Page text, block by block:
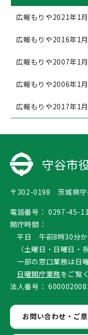
広報もりや2021年1
広報もりや2016年1
広報もりや2007年1
広報もりや2006年1
広報もりや2017年1
守谷市
〒302-0198 茨城県守
電話番号： 0297-45-
開庁時間：
平日 午前8時30分
（土曜日・日曜日・
一部の窓口業務は日
日曜開庁業務をご覧
法人番号：
お問い合わせ・ご